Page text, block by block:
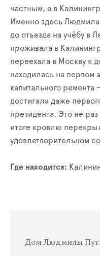
частным, а в
Именно здесь
до отъезда на учёбу в
проживала в
переехала в Москву к
находилась на первом
капитального
достигала даже
президента. Это не
итоге кровлю
удовлетворительном
Где находится:
Дом Людмилы